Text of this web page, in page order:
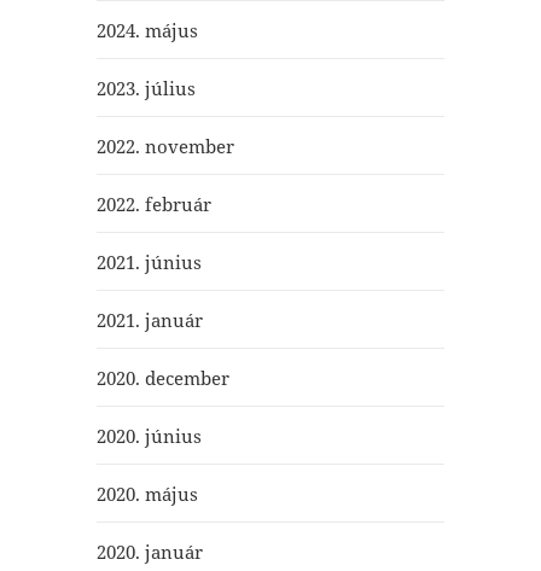
2024. május
2023. július
2022. november
2022. február
2021. június
2021. január
2020. december
2020. június
2020. május
2020. január